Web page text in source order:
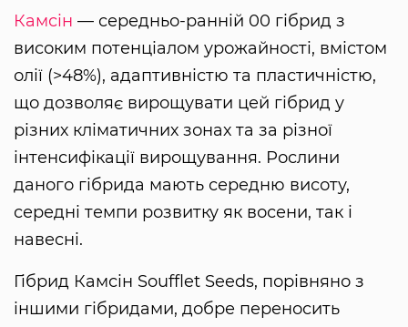
Камсін — середньо-ранній 00 гібрид з
високим потенціалом урожайності, вмістом
олії (>48%), адаптивністю та пластичністю,
що дозволяє вирощувати цей гібрид у
різних кліматичних зонах та за різної
інтенсифікації вирощування. Рослини
даного гібрида мають середню висоту,
середні темпи розвитку як восени, так і
навесні.
Гібрид Камсін Soufflet Seeds, порівняно з
іншими гібридами, добре переносить